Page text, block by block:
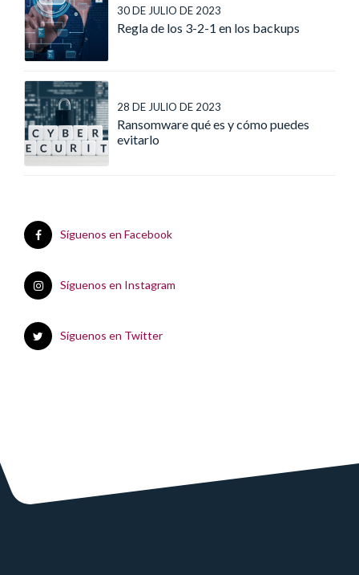
30 DE JULIO DE 2023
Regla de los 3-2-1 en los backups
28 DE JULIO DE 2023
Ransomware qué es y cómo puedes
evitarlo
Síguenos en Facebook
Síguenos en Instagram
Síguenos en Twitter